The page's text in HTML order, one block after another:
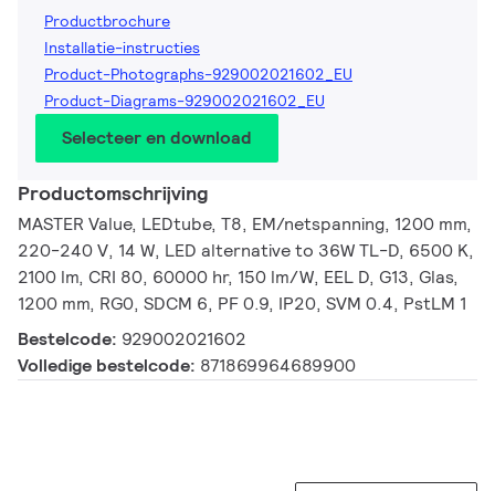
Productbrochure
Installatie-instructies
Product-Photographs-929002021602_EU
Product-Diagrams-929002021602_EU
Selecteer en download
Productomschrijving
MASTER Value, LEDtube, T8, EM/netspanning, 1200 mm,
220-240 V, 14 W, LED alternative to 36W TL-D, 6500 K,
2100 lm, CRI 80, 60000 hr, 150 lm/W, EEL D, G13, Glas,
1200 mm, RG0, SDCM 6, PF 0.9, IP20, SVM 0.4, PstLM 1
Bestelcode: 929002021602
Volledige bestelcode: 871869964689900